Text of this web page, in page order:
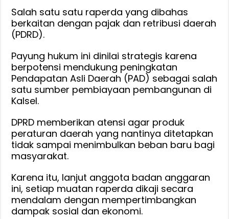
Salah satu satu raperda yang dibahas
berkaitan dengan pajak dan retribusi daerah
(PDRD).
Payung hukum ini dinilai strategis karena
berpotensi mendukung peningkatan
Pendapatan Asli Daerah (PAD) sebagai salah
satu sumber pembiayaan pembangunan di
Kalsel.
DPRD memberikan atensi agar produk
peraturan daerah yang nantinya ditetapkan
tidak sampai menimbulkan beban baru bagi
masyarakat.
Karena itu, lanjut anggota badan anggaran
ini, setiap muatan raperda dikaji secara
mendalam dengan mempertimbangkan
dampak sosial dan ekonomi.